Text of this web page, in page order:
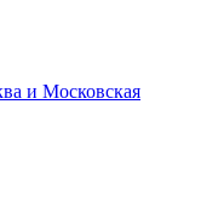
и Московская